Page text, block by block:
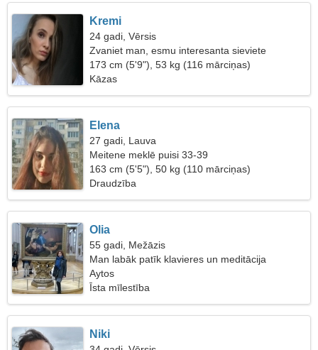
Kremi
24 gadi, Vērsis
Zvaniet man, esmu interesanta sieviete
173 cm (5'9"), 53 kg (116 mārciņas)
Kāzas
Elena
27 gadi, Lauva
Meitene meklē puisi 33-39
163 cm (5'5"), 50 kg (110 mārciņas)
Draudzība
Olia
55 gadi, Mežāzis
Man labāk patīk klavieres un meditācija
Aytos
Īsta mīlestība
Niki